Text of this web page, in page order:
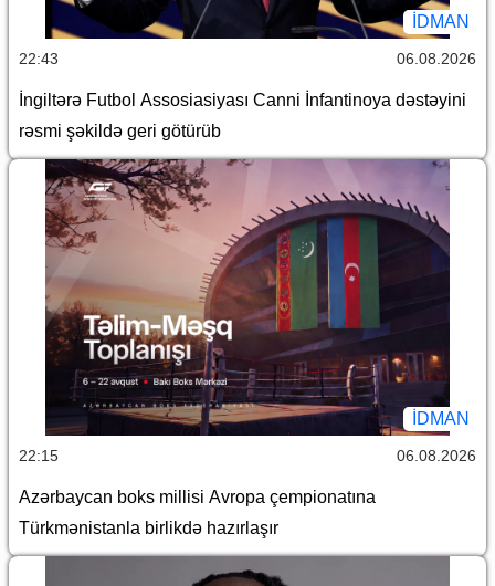
İDMAN
22:43 06.08.2026
İngiltərə Futbol Assosiasiyası Canni İnfantinoya dəstəyini
rəsmi şəkildə geri götürüb
İDMAN
22:15 06.08.2026
Azərbaycan boks millisi Avropa çempionatına
Türkmənistanla birlikdə hazırlaşır